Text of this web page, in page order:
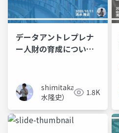
データアントレプレナ
ー人財の育成について
shimitaka（清
水隆史）
1.8K